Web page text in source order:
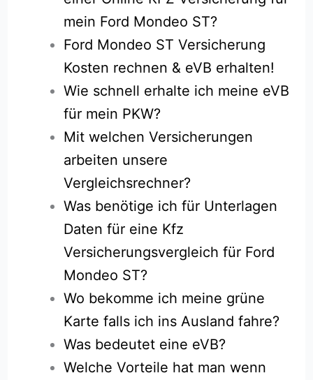
mein Ford Mondeo ST?
Ford Mondeo ST Versicherung
Kosten rechnen & eVB erhalten!
Wie schnell erhalte ich meine eVB
für mein PKW?
Mit welchen Versicherungen
arbeiten unsere
Vergleichsrechner?
Was benötige ich für Unterlagen
Daten für eine Kfz
Versicherungsvergleich für Ford
Mondeo ST?
Wo bekomme ich meine grüne
Karte falls ich ins Ausland fahre?
Was bedeutet eine eVB?
Welche Vorteile hat man wenn